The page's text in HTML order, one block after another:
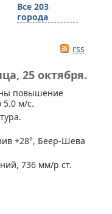
Все 203
города
rss
25 октября.
повышение
5.0 м/с.
+28°, Беер-Шева
736 мм/р ст.